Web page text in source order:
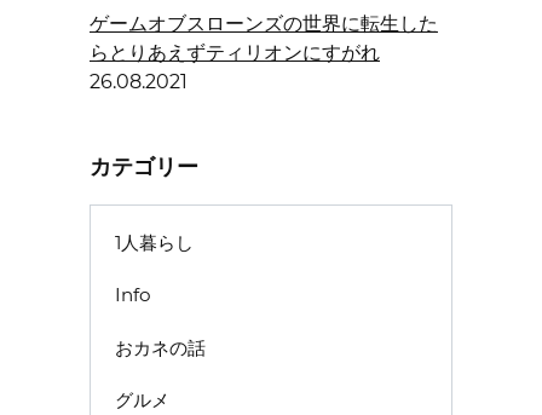
ゲームオブスローンズの世界に転生した
らとりあえずティリオンにすがれ
26.08.2021
カテゴリー
1人暮らし
Info
おカネの話
グルメ